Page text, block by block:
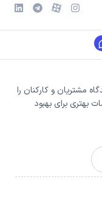
مشتریان و کارکنان را
بهتری برای بهبود